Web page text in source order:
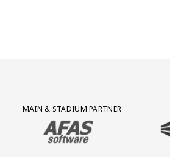
Partner Logos Grid
MAIN & STADIUM PARTNER
BEZOEK ONZE MAIN & STADIUM